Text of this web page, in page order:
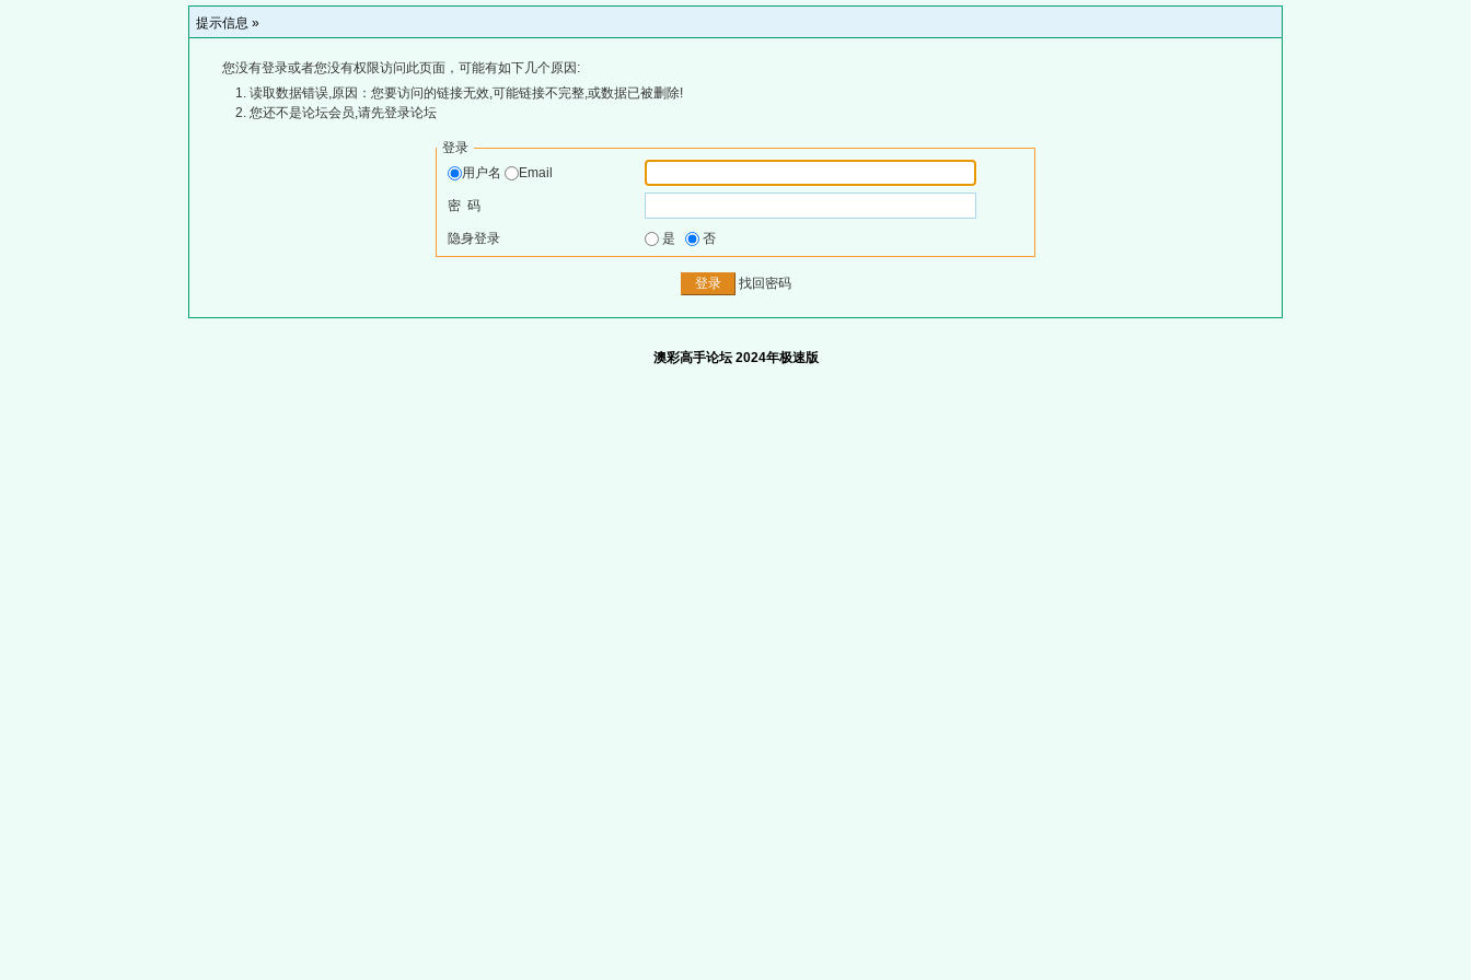
提示信息 »
您没有登录或者您没有权限访问此页面，可能有如下几个原因:
读取数据错误,原因：您要访问的链接无效,可能链接不完整,或数据已被删除!
您还不是论坛会员,请先登录论坛
登录
用户名
Email
密 码
隐身登录 是 否
找回密码
澳彩高手论坛 2024年极速版